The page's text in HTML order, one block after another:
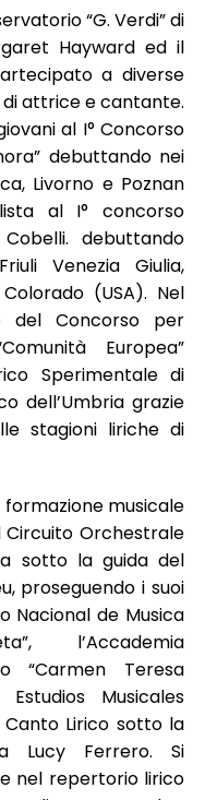
“G. Verdi” di
Hayward ed il
a diverse
attrice e cantante.
al I° Concorso
debuttando nei
Livorno e Poznan
al I° concorso
debuttando
Venezia Giulia,
(USA). Nel
del Concorso per
Europea”
Sperimentale di
dell’Umbria grazie
stagioni liriche di
formazione musicale
Orchestrale
sotto la guida del
proseguendo i suoi
Nacional de Musica
l’Accademia
“Carmen Teresa
Musicales
Canto Lirico sotto la
Lucy Ferrero. Si
nel repertorio lirico